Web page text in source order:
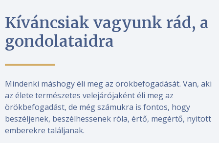
Kíváncsiak vagyunk rád, a
gondolataidra
Mindenki máshogy éli meg az örökbefogadását. Van, aki
az élete természetes velejárójaként éli meg az
örökbefogadást, de még számukra is fontos, hogy
beszéljenek, beszélhessenek róla, értő, megértő, nyitott
emberekre találjanak.